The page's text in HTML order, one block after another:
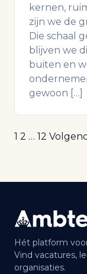
kernen,
zijn we de
Die schaal
blijven we
buiten en
gewoon […]
Berichten
1 2 … 12
Hét platform
Vind vacatures,
organisaties.